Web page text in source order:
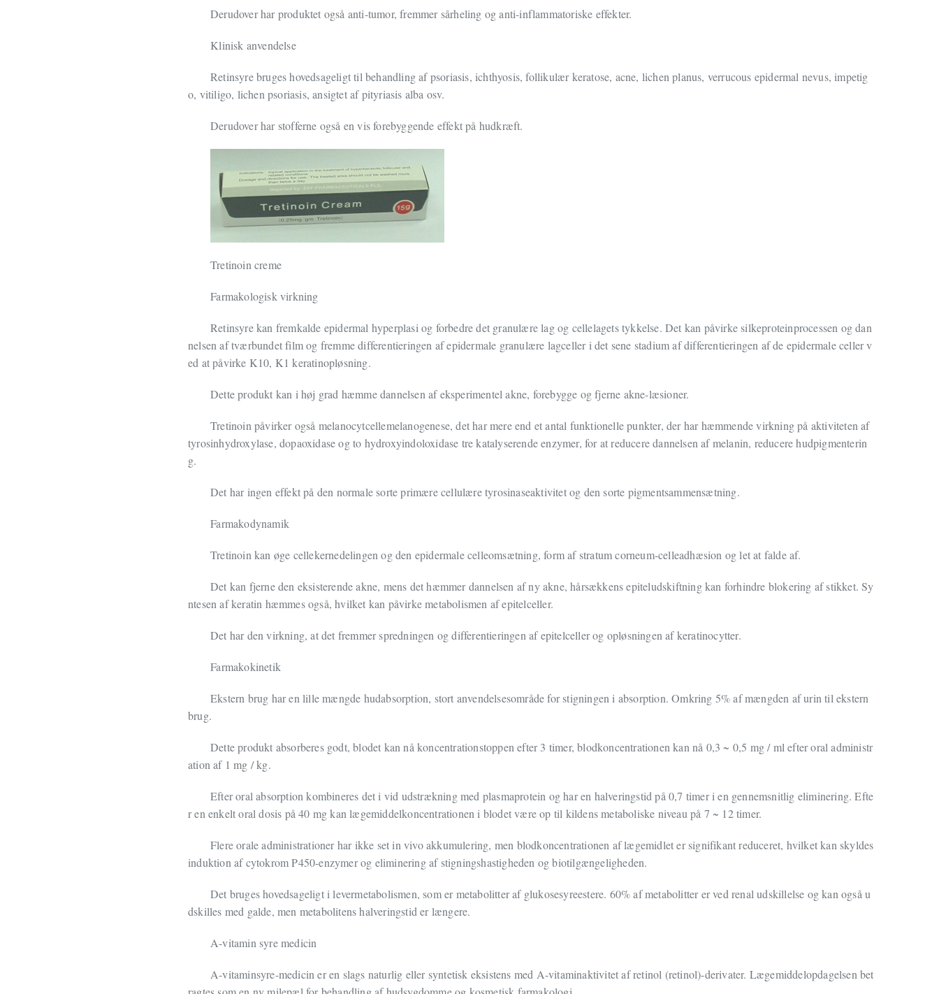
Derudover har produktet også anti-tumor, fremmer sårheling og anti-inflammatoriske effekter.
Klinisk anvendelse
Retinsyre bruges hovedsageligt til behandling af psoriasis, ichthyosis, follikulær keratose, acne, lichen planus, verrucous epidermal nevus, impetig
o, vitiligo, lichen psoriasis, ansigtet af pityriasis alba osv.
Derudover har stofferne også en vis forebyggende effekt på hudkræft.
Tretinoin creme
Farmakologisk virkning
Retinsyre kan fremkalde epidermal hyperplasi og forbedre det granulære lag og cellelagets tykkelse. Det kan påvirke silkeproteinprocessen og dan
nelsen af tværbundet film og fremme differentieringen af epidermale granulære lagceller i det sene stadium af differentieringen af de epidermale celler v
ed at påvirke K10, K1 keratinopløsning.
Dette produkt kan i høj grad hæmme dannelsen af eksperimentel akne, forebygge og fjerne akne-læsioner.
Tretinoin påvirker også melanocytcellemelanogenese, det har mere end et antal funktionelle punkter, der har hæmmende virkning på aktiviteten af
tyrosinhydroxylase, dopaoxidase og to hydroxyindoloxidase tre katalyserende enzymer, for at reducere dannelsen af melanin, reducere hudpigmenterin
g.
Det har ingen effekt på den normale sorte primære cellulære tyrosinaseaktivitet og den sorte pigmentsammensætning.
Farmakodynamik
Tretinoin kan øge cellekernedelingen og den epidermale celleomsætning, form af stratum corneum-celleadhæsion og let at falde af.
Det kan fjerne den eksisterende akne, mens det hæmmer dannelsen af ny akne, hårsækkens epiteludskiftning kan forhindre blokering af stikket. Sy
ntesen af keratin hæmmes også, hvilket kan påvirke metabolismen af epitelceller.
Det har den virkning, at det fremmer spredningen og differentieringen af epitelceller og opløsningen af keratinocytter.
Farmakokinetik
Ekstern brug har en lille mængde hudabsorption, stort anvendelsesområde for stigningen i absorption. Omkring 5% af mængden af urin til ekstern
brug.
Dette produkt absorberes godt, blodet kan nå koncentrationstoppen efter 3 timer, blodkoncentrationen kan nå 0,3 ~ 0,5 mg / ml efter oral administr
ation af 1 mg / kg.
Efter oral absorption kombineres det i vid udstrækning med plasmaprotein og har en halveringstid på 0,7 timer i en gennemsnitlig eliminering. Efte
r en enkelt oral dosis på 40 mg kan lægemiddelkoncentrationen i blodet være op til kildens metaboliske niveau på 7 ~ 12 timer.
Flere orale administrationer har ikke set in vivo akkumulering, men blodkoncentrationen af lægemidlet er signifikant reduceret, hvilket kan skyldes
induktion af cytokrom P450-enzymer og eliminering af stigningshastigheden og biotilgængeligheden.
Det bruges hovedsageligt i levermetabolismen, som er metabolitter af glukosesyreestere. 60% af metabolitter er ved renal udskillelse og kan også u
dskilles med galde, men metabolitens halveringstid er længere.
A-vitamin syre medicin
A-vitaminsyre-medicin er en slags naturlig eller syntetisk eksistens med A-vitaminaktivitet af retinol (retinol)-derivater. Lægemiddelopdagelsen bet